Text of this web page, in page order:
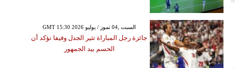
GMT 15:30 2026 السبت ,04 تموز / يوليو
جائزة رجل المباراة تثير الجدل وفيفا تؤكد أن
الحسم بيد الجمهور